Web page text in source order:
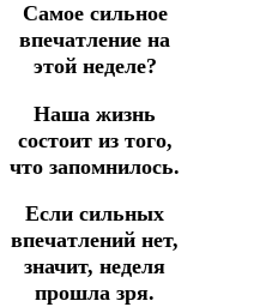
Самое сильное
впечатление на
этой неделе?
Наша жизнь
состоит из того,
что запомнилось.
Если сильных
впечатлений нет,
значит, неделя
прошла зря.